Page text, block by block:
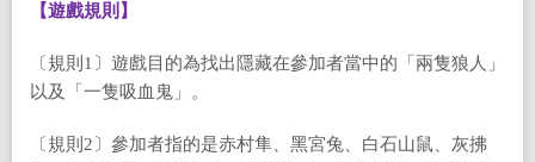
【遊戲規則】
〔規則1〕遊戲目的為找出隱藏在參加者當中的「兩隻狼人」
以及「一隻吸血鬼」。
〔規則2〕參加者指的是赤村隼、黑宮兔、白石山鼠、灰拂